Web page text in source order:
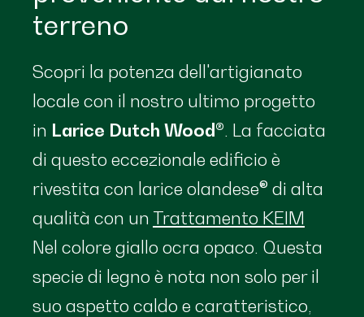
terreno
Scopri la potenza dell'artigianato
locale con il nostro ultimo progetto
in Larice Dutch Wood®. La facciata
di questo eccezionale edificio è
rivestita con larice olandese® di alta
qualità con un Trattamento KEIM
Nel colore giallo ocra opaco. Questa
specie di legno è nota non solo per il
suo aspetto caldo e caratteristico,